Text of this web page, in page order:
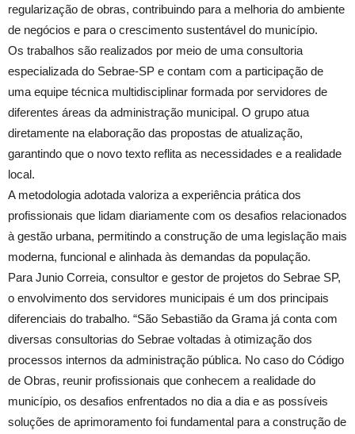
regularização de obras, contribuindo para a melhoria do ambiente
de negócios e para o crescimento sustentável do município.
Os trabalhos são realizados por meio de uma consultoria
especializada do Sebrae-SP e contam com a participação de
uma equipe técnica multidisciplinar formada por servidores de
diferentes áreas da administração municipal. O grupo atua
diretamente na elaboração das propostas de atualização,
garantindo que o novo texto reflita as necessidades e a realidade
local.
A metodologia adotada valoriza a experiência prática dos
profissionais que lidam diariamente com os desafios relacionados
à gestão urbana, permitindo a construção de uma legislação mais
moderna, funcional e alinhada às demandas da população.
Para Junio Correia, consultor e gestor de projetos do Sebrae SP,
o envolvimento dos servidores municipais é um dos principais
diferenciais do trabalho. “São Sebastião da Grama já conta com
diversas consultorias do Sebrae voltadas à otimização dos
processos internos da administração pública. No caso do Código
de Obras, reunir profissionais que conhecem a realidade do
município, os desafios enfrentados no dia a dia e as possíveis
soluções de aprimoramento foi fundamental para a construção de